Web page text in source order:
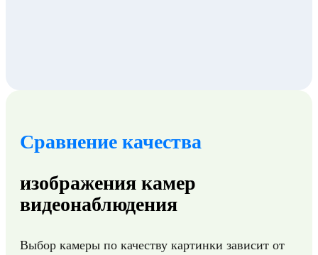
Сравнение качества
изображения камер
видеонаблюдения
Выбор камеры по качеству картинки зависит от